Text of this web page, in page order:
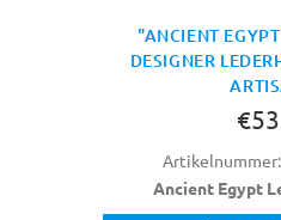
"ANCIENT
DESIGNER
Artikelnummer:
Ancient Egypt